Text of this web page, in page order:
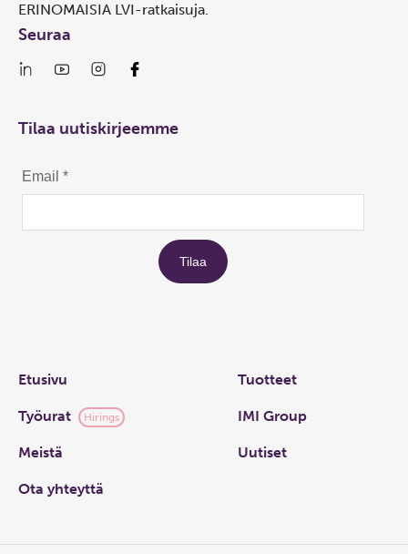
ERINOMAISIA LVI-ratkaisuja.
Links
Etusivu Tuotteet
Työurat Hirings IMI Group
Meistä Uutiset
Ota yhteyttä
Seuraa
Tilaa uutiskirjeemme